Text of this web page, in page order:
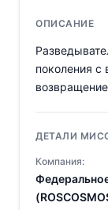
ОПИСАНИЕ
поколения
ДЕТАЛИ
Компания: